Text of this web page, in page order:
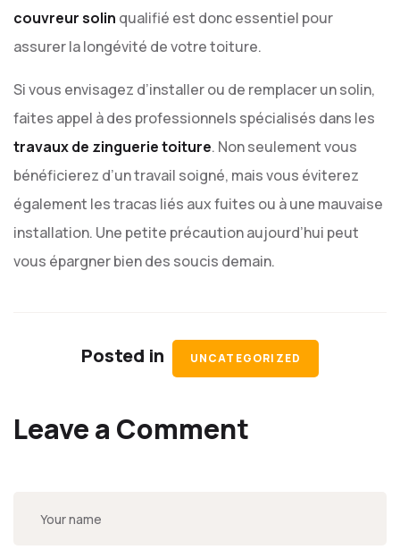
couvreur solin qualifié est donc essentiel pour
assurer la longévité de votre toiture.
Si vous envisagez d’installer ou de remplacer un solin,
faites appel à des professionnels spécialisés dans les
travaux de zinguerie toiture. Non seulement vous
bénéficierez d’un travail soigné, mais vous éviterez
également les tracas liés aux fuites ou à une mauvaise
installation. Une petite précaution aujourd’hui peut
vous épargner bien des soucis demain.
Posted in UNCATEGORIZED
Leave a Comment